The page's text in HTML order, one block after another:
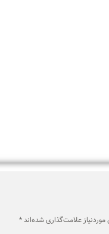
علامت‌گذاری شده‌اند*